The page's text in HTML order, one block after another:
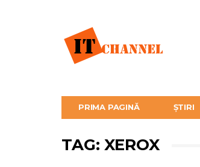
PRIMA PAGINĂ ȘTIRI
TAG: XEROX